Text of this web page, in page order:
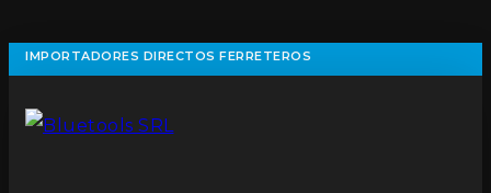
IMPORTADORES DIRECTOS FERRETEROS